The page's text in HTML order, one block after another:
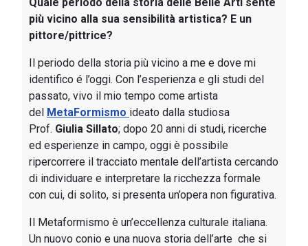
più vicino alla sua sensibilità artistica? E un
pittore/pittrice?
Il periodo della storia più vicino a me e dove mi
identifico é l’oggi. Con l’esperienza e gli studi del
passato, vivo il mio tempo come artista
del MetaFormismo ideato dalla studiosa
Prof. Giulia Sillato; dopo 20 anni di studi, ricerche
ed esperienze in campo, oggi è possibile
ripercorrere il tracciato mentale dell’artista cercando
di individuare e interpretare la ricchezza formale
con cui, di solito, si presenta un’opera non figurativa.
Il Metaformismo è un’eccellenza culturale italiana.
Un nuovo conio e una nuova storia dell’arte che si